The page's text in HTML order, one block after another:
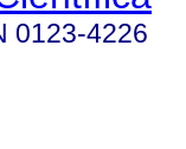
0123-4226